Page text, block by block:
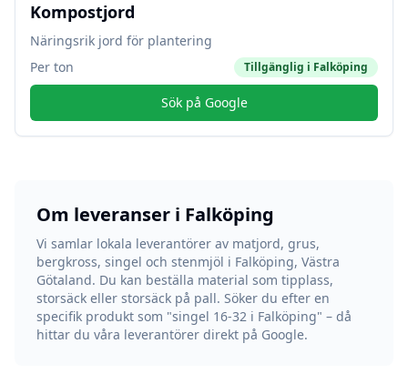
Kompostjord
Näringsrik jord för plantering
Per ton
Tillgänglig i Falköping
Sök på Google
Om leveranser i Falköping
Vi samlar lokala leverantörer av matjord, grus,
bergkross, singel och stenmjöl i Falköping, Västra
Götaland. Du kan beställa material som tipplass,
storsäck eller storsäck på pall. Söker du efter en
specifik produkt som "singel 16-32 i Falköping" – då
hittar du våra leverantörer direkt på Google.